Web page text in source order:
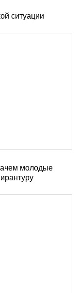
ситуации
молодые